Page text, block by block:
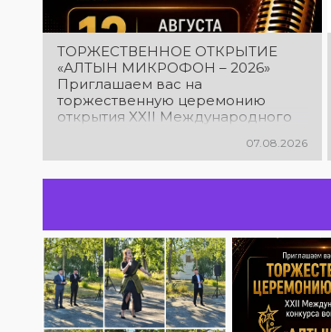
ТОРЖЕСТВЕННОЕ ОТКРЫТИЕ
«АЛТЫН МИКРОФОН – 2026»
Приглашаем вас на
торжественную церемонию
открытия XXII Международного
микрофон – 2026»! В этот день
талантливые исполнители из
разных стран встретятся на
творчества. Станьте свидетелями
начала большого вокального
состязания! Приходите
поддержать талантливых
исполнителей!
07.08.2026